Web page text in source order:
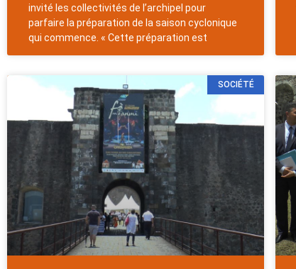
invité les collectivités de l’archipel pour
parfaire la préparation de la saison cyclonique
qui commence. « Cette préparation est
SOCIÉTÉ